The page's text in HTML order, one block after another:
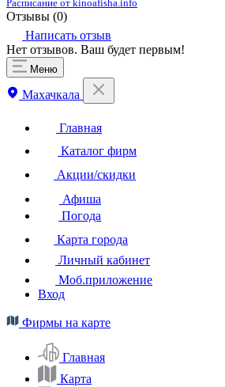
Расписание от kinoafisha.info
Отзывы (0)
Написать отзыв
Нет отзывов. Ваш будет первым!
Меню
Махачкала
Главная
Каталог фирм
Акции/скидки
Афиша
Погода
Карта города
Личный кабинет
Моб.приложение
Вход
Фирмы на карте
Главная
Карта